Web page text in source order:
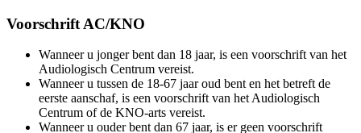
Voorschrift AC/KNO
Wanneer u jonger bent dan 18 jaar, is een voorschrift van het
Audiologisch Centrum vereist.
Wanneer u tussen de 18-67 jaar oud bent en het betreft de
eerste aanschaf, is een voorschrift van het Audiologisch
Centrum of de KNO-arts vereist.
Wanneer u ouder bent dan 67 jaar, is er geen voorschrift